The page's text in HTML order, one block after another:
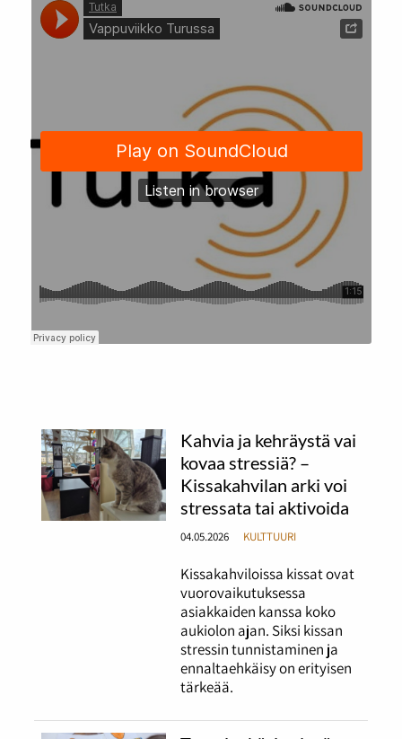
Kahvia ja kehräystä vai
kovaa stressiä? –
Kissakahvilan arki voi
stressata tai aktivoida
04.05.2026 KULTTUURI
Kissakahviloissa kissat ovat
vuorovaikutuksessa
asiakkaiden kanssa koko
aukiolon ajan. Siksi kissan
stressin tunnistaminen ja
ennaltaehkäisy on erityisen
tärkeää.